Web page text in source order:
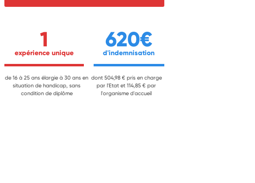
1
expérience unique
de 16 à 25 ans élargie à 30 ans en
situation de handicap, sans
condition de diplôme
620€
d'indemnisation
dont 504,98 € pris en charge
par l'Etat et 114,85 € par
l'organisme d'accueil